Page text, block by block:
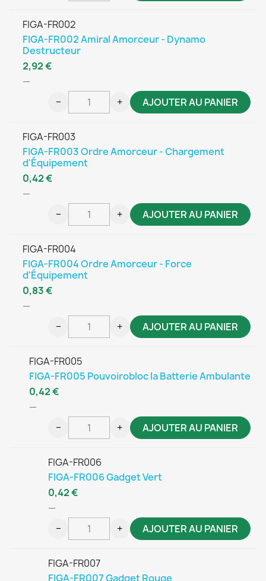
FIGA-FR002
FIGA-FR002 Amiral Amorceur - Dynamo
Destructeur
—
2,92 €
− + AJOUTER AU PANIER
FIGA-FR003
FIGA-FR003 Ordre Amorceur - Chargement
d'Équipement
—
0,42 €
− + AJOUTER AU PANIER
FIGA-FR004
FIGA-FR004 Ordre Amorceur - Force
d'Équipement
—
0,83 €
− + AJOUTER AU PANIER
FIGA-FR005
FIGA-FR005 Pouvoirobloc la Batterie Ambulante
—
0,42 €
− + AJOUTER AU PANIER
FIGA-FR006
FIGA-FR006 Gadget Vert
—
0,42 €
− + AJOUTER AU PANIER
FIGA-FR007
FIGA-FR007 Gadget Rouge